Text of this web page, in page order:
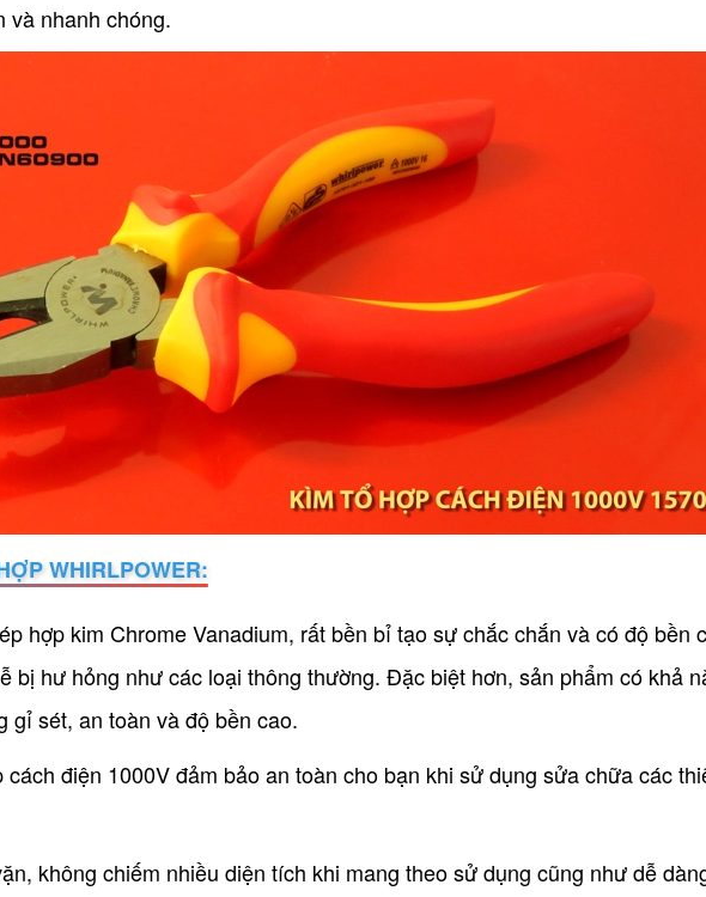
và nhanh chóng.
WHIRLPOWER:
hợp kim Chrome Vanadium, rất bền bỉ tạo sự chắc chắn và có độ bền
bị hư hỏng như các loại thông thường. Đặc biệt hơn, sản phẩm có khả
gỉ sét, an toàn và độ bền cao.
điện 1000V đảm bảo an toàn cho bạn khi sử dụng sửa chữa các
không chiếm nhiều diện tích khi mang theo sử dụng cũng như dễ